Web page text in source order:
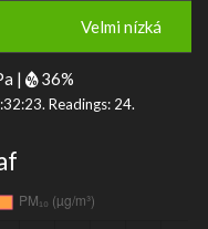
Velmi nízká
| 36%
Readings: 24.